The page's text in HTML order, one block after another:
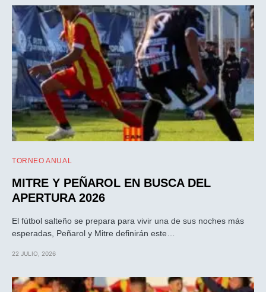
TORNEO ANUAL
MITRE Y PEÑAROL EN BUSCA DEL
APERTURA 2026
El fútbol salteño se prepara para vivir una de sus noches más
esperadas, Peñarol y Mitre definirán este…
22 JULIO, 2026